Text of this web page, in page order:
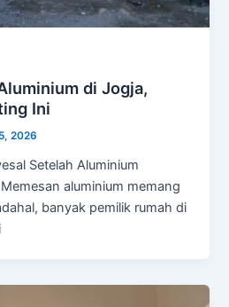
di Jogja,
Ini
2026
Setelah Aluminium
aluminium memang
banyak pemilik rumah di